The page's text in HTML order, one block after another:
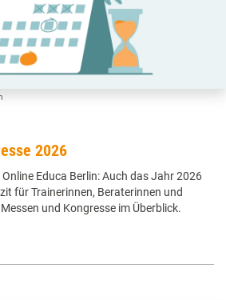
2026
Educa Berlin: Auch das Jahr 2026
für Trainerinnen, Beraterinnen und
und Kongresse im Überblick.